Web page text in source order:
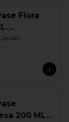
Fiora
200 ML.